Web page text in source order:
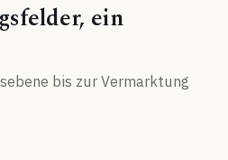
ein
bis zur Vermarktung